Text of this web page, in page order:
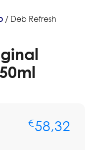
/ Deb Refresh
€58,32